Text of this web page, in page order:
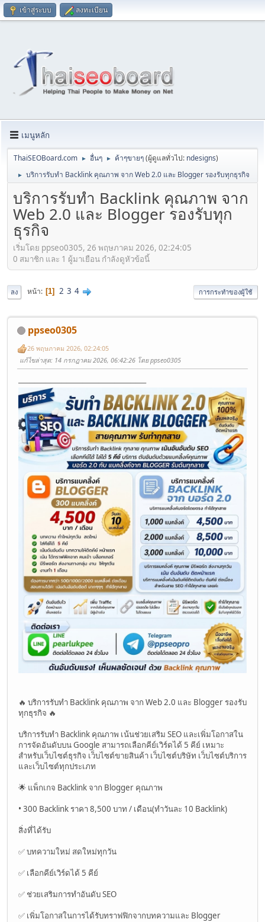
เข้าสู่ระบบ ลงทะเบียน
เมนูหลัก
ThaiSEOBoard.com ► อื่นๆ ► ค้าๆขายๆ(ผู้ดูแลทั่วไป: ndesigns)
► บริการรับทำ Backlink คุณภาพ จาก Web 2.0 และ Blogger รองรับทุกธุรกิจ
บริการรับทำ Backlink คุณภาพ จาก
Web 2.0 และ Blogger รองรับทุก
ธุรกิจ
เริ่มโดย ppseo0305, 26 พฤษภาคม 2026, 02:24:05
0 สมาชิก และ 1 ผู้มาเยือน กำลังดูหัวข้อนี้
ลง หน้า 1 2 3 4 การกระทำของผู้ใช้
ppseo0305
26 พฤษภาคม 2026, 02:24:05
แก้ไขล่าสุด: 14 กรกฎาคม 2026, 06:42:26 โดย ppseo0305
────────────────────────
🔥 บริการรับทำ Backlink คุณภาพ จาก Web 2.0 และ Blogger รองรับ
ทุกธุรกิจ 🔥
บริการรับทำ Backlink คุณภาพ เน้นช่วยเสริม SEO และเพิ่มโอกาสใน
การจัดอันดับบน Google สามารถเลือกคีย์เวิร์ดได้ 5 คีย์ เหมาะ
สำหรับเว็บไซต์ธุรกิจ เว็บไซต์ขายสินค้า เว็บไซต์บริษัท เว็บไซต์บริการ
และเว็บไซต์ทุกประเภท
🌟 แพ็กเกจ Backlink จาก Blogger คุณภาพ
• 300 Backlink ราคา 8,500 บาท / เดือน(ทำวันละ 10 Backlink)
สิ่งที่ได้รับ
✅ บทความใหม่ สดใหม่ทุกวัน
✅ เลือกคีย์เวิร์ดได้ 5 คีย์
✅ ช่วยเสริมการทำอันดับ SEO
✅ เพิ่มโอกาสในการได้รับทราฟฟิกจากบทความและ Blogger